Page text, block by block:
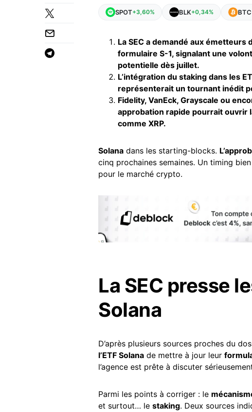
SPOT+3,60% BLK+0,34% BTC
La SEC a demandé aux émetteurs
formulaire S-1, signalant une
potentielle dès juillet.
L’intégration du staking dans les
représenterait un tournant inédit
Fidelity, VanEck, Grayscale ou
approbation rapide pourrait ouvrir
comme XRP.
Solana dans les starting-blocks.
cinq prochaines semaines. Un timing
pour le marché crypto.
La SEC presse
Solana
D’après plusieurs sources proches du
l’ETF Solana de mettre à jour leur
l’agence est prête à discuter
Parmi les points à corriger : le
et surtout… le staking. Deux sources